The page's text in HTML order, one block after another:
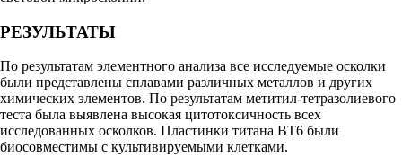
РЕЗУЛЬТАТЫ
По результатам элементного анализа все исследуемые осколки
были представлены сплавами различных металлов и других
химических элементов. По результатам метитил-тетразолиевого
теста была выявлена высокая цитотоксичность всех
исследованных осколков. Пластинки титана ВТ6 были
биосовместимы с культивируемыми клетками.